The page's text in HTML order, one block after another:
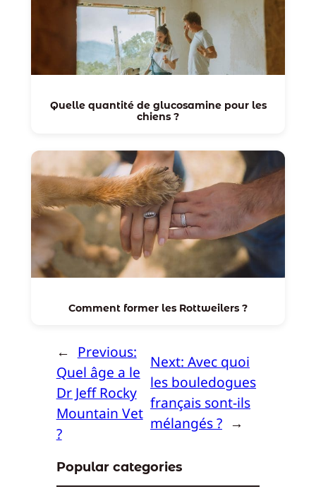
Quelle quantité de glucosamine pour les
chiens ?
Comment former les Rottweilers ?
← Previous:
Quel âge a le
Dr Jeff Rocky
Mountain Vet
?
Next:Avec quoi
les bouledogues
français sont-ils
mélangés ? →
Popular categories